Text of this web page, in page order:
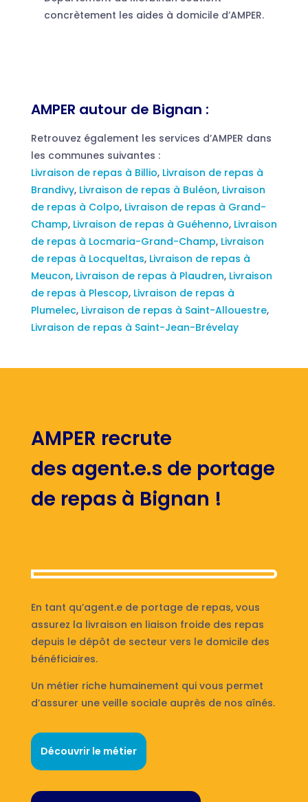
concrètement les aides à domicile d’AMPER.
AMPER autour de Bignan :
Retrouvez également les services d’AMPER dans
les communes suivantes :
Livraison de repas à Billio, Livraison de repas à
Brandivy, Livraison de repas à Buléon, Livraison
de repas à Colpo, Livraison de repas à Grand-
Champ, Livraison de repas à Guéhenno, Livraison
de repas à Locmaria-Grand-Champ, Livraison
de repas à Locqueltas, Livraison de repas à
Meucon, Livraison de repas à Plaudren, Livraison
de repas à Plescop, Livraison de repas à
Plumelec, Livraison de repas à Saint-Allouestre,
Livraison de repas à Saint-Jean-Brévelay
AMPER recrute
des agent.e.s de portage
de repas à Bignan !
En tant qu’agent.e de portage de repas, vous
assurez la livraison en liaison froide des repas
depuis le dépôt de secteur vers le domicile des
bénéficiaires.
Un métier riche humainement qui vous permet
d’assurer une veille sociale auprès de nos aînés.
Découvrir le métier